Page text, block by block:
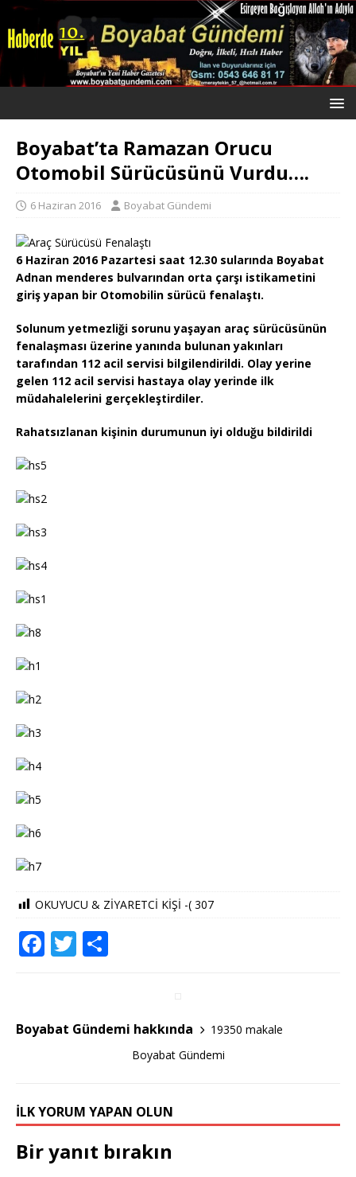
Boyabat’ta Ramazan Orucu
Otomobil Sürücüsünü Vurdu….
6 Haziran 2016 Boyabat Gündemi
6 Haziran 2016 Pazartesi saat 12.30 sularında Boyabat
Adnan menderes bulvarından orta çarşı istikametini
giriş yapan bir Otomobilin sürücü fenalaştı.
Solunum yetmezliği sorunu yaşayan araç sürücüsünün
fenalaşması üzerine yanında bulunan yakınları
tarafından 112 acil servisi bilgilendirildi. Olay yerine
gelen 112 acil servisi hastaya olay yerinde ilk
müdahalelerini gerçekleştirdiler.
Rahatsızlanan kişinin durumunun iyi olduğu bildirildi
OKUYUCU & ZİYARETCİ KİŞİ -( 307
F
e
b
k
T
te
r
e
Boyabat Gündemi hakkında
19350 makale
Boyabat Gündemi
İLK YORUM YAPAN OLUN
Bir yanıt bırakın